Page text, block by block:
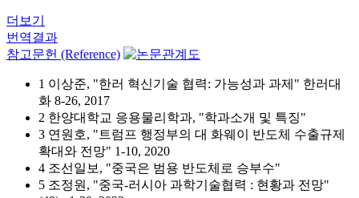
더보기
번역결과
참고문헌 (Reference)
1 이상준, "한러 혁신기술 협력: 가능성과 과제" 한러대
화 8-26, 2017
2 한양대학교 응용물리학과, "학과소개 및 특징"
3 연원호, "트럼프 행정부의 대 화웨이 반도체 수출규제
확대와 전망" 1-10, 2020
4 조선일보, "중국은 범용 반도체로 승부수"
5 조정원, "중국-러시아 과학기술협력 : 현황과 전망"